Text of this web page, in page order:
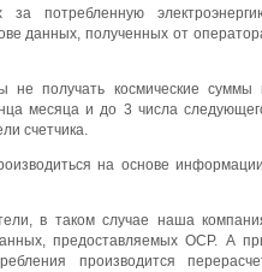
потребленную
данных, полученных от
не получать космические суммы
месяца и до 3 числа
счетчика.
на основе
в таком случае наша
предоставляемых ОСР. А
производится